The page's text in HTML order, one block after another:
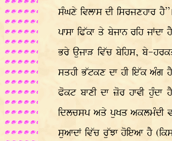
ਸੰਘਣੇ ਵਿਲਾਸ ਦੀ ਸਿਰਜਣਹਾਰ
ਪਾਸਾ ਫਿੱਕਾ ਤੇ ਬੇਜਾਨ ਰਹਿ
ਭਰੇ ਉਜਾੜ ਵਿੱਚ ਬੇਹਿਸ, ਬੇ-
ਸਤਹੀ ਭੱਟਕਣ ਦਾ ਹੀ ਇੱਕ ਅੰਗ
ਫੋਕਟ ਬਾਣੀ ਦਾ ਜ਼ੋਰ ਹਾਵੀ
ਦਿਲਚਸਪ ਅਤੇ ਪੁਖਤ ਅਕਲਮੰਦੀ
ਸੁਆਦਾਂ ਵਿੱਚ ਰੁੱਝਾ ਹੋਇਆ ਹੈ